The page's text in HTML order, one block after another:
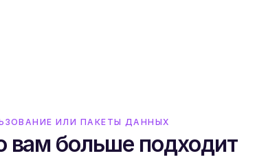
ИЛИ ПАКЕТЫ ДАННЫХ
вам больше подходит